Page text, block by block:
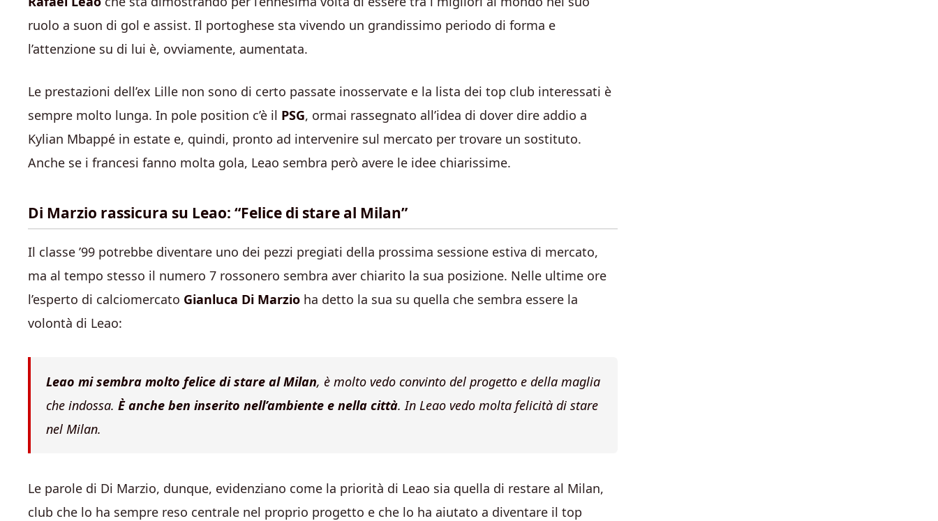
ruolo a suon di gol e assist. Il portoghese sta vivendo un grandissimo periodo di forma e
l’attenzione su di lui è, ovviamente, aumentata.
Le prestazioni dell’ex Lille non sono di certo passate inosservate e la lista dei top club interessati è
sempre molto lunga. In pole position c’è il PSG, ormai rassegnato all’idea di dover dire addio a
Kylian Mbappé in estate e, quindi, pronto ad intervenire sul mercato per trovare un sostituto.
Anche se i francesi fanno molta gola, Leao sembra però avere le idee chiarissime.
Di Marzio rassicura su Leao: “Felice di stare al Milan”
Il classe ’99 potrebbe diventare uno dei pezzi pregiati della prossima sessione estiva di mercato,
ma al tempo stesso il numero 7 rossonero sembra aver chiarito la sua posizione. Nelle ultime ore
l’esperto di calciomercato Gianluca Di Marzio ha detto la sua su quella che sembra essere la
volontà di Leao:
Leao mi sembra molto felice di stare al Milan, è molto vedo convinto del progetto e della maglia
che indossa. È anche ben inserito nell’ambiente e nella città. In Leao vedo molta felicità di stare
nel Milan.
Le parole di Di Marzio, dunque, evidenziano come la priorità di Leao sia quella di restare al Milan,
club che lo ha sempre reso centrale nel proprio progetto e che lo ha aiutato a diventare il top